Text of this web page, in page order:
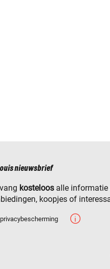
nieuwsbrief
kosteloos alle informatie
koopjes of